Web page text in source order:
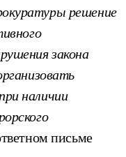
решение
закона
наличии
письме